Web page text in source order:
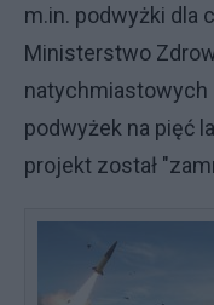
m.in. podwyżki dla
Ministerstwo
natychmiastowych
podwyżek na pięć
projekt został